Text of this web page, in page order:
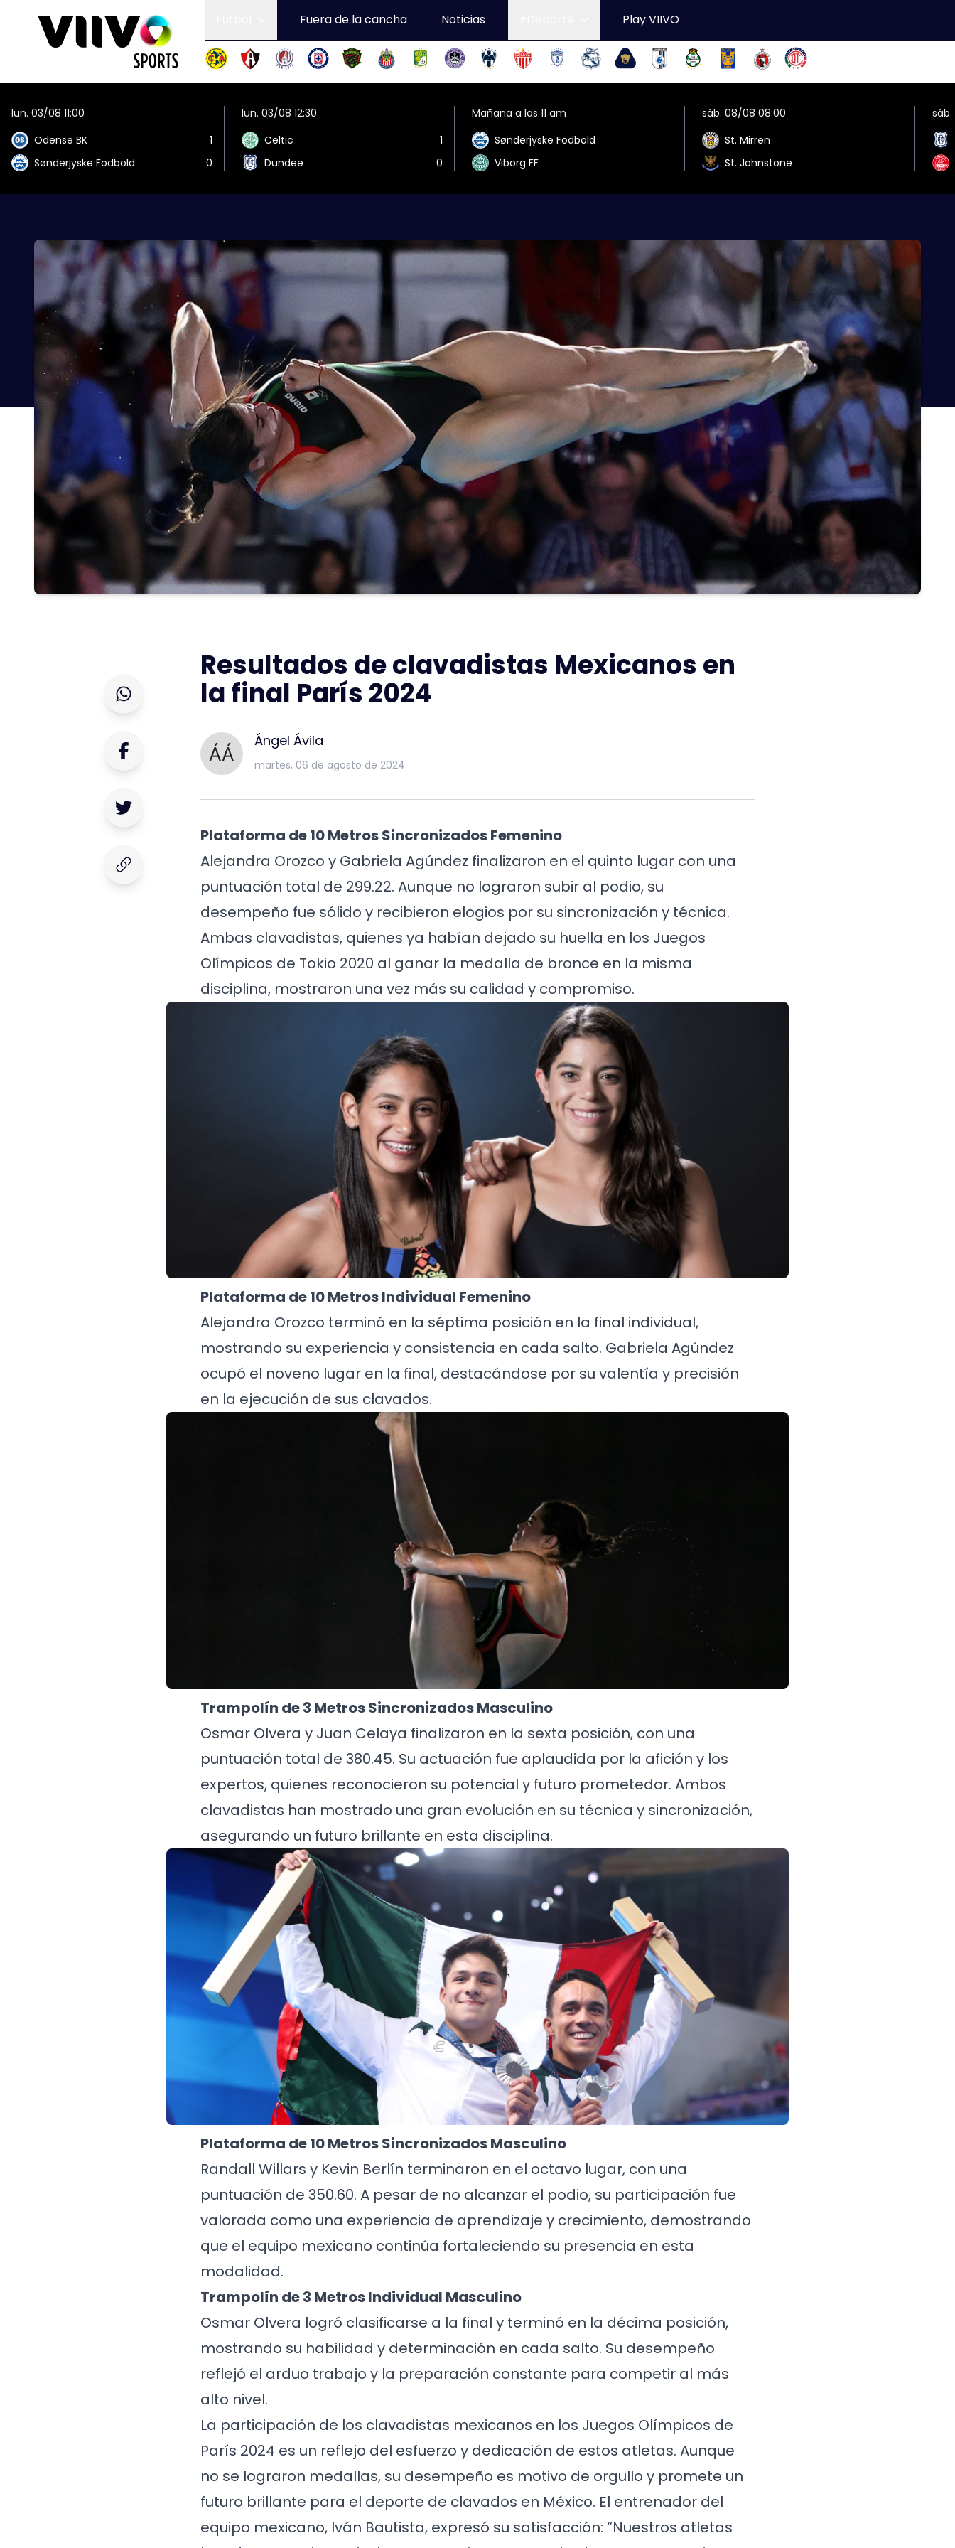
Fuera de la cancha Noticias Play VIIVO
lun. 03/08 11:00
Odense BK
1
Sønderjyske Fodbold
0
lun. 03/08 12:30
Celtic
1
Dundee
0
Mañana a las 11 am
Sønderjyske Fodbold
Viborg FF
sáb. 08/08 08:00
St. Mirren
St. Johnstone
Resultados de clavadistas Mexicanos en
la final París 2024
Ángel Ávila
martes, 06 de agosto de 2024
Plataforma de 10 Metros Sincronizados Femenino
Alejandra Orozco y Gabriela Agúndez finalizaron en el quinto lugar con una
puntuación total de 299.22. Aunque no lograron subir al podio, su
desempeño fue sólido y recibieron elogios por su sincronización y técnica.
Ambas clavadistas, quienes ya habían dejado su huella en los Juegos
Olímpicos de Tokio 2020 al ganar la medalla de bronce en la misma
disciplina, mostraron una vez más su calidad y compromiso.
Plataforma de 10 Metros Individual Femenino
Alejandra Orozco terminó en la séptima posición en la final individual,
mostrando su experiencia y consistencia en cada salto. Gabriela Agúndez
ocupó el noveno lugar en la final, destacándose por su valentía y precisión
en la ejecución de sus clavados.
Trampolín de 3 Metros Sincronizados Masculino
Osmar Olvera y Juan Celaya finalizaron en la sexta posición, con una
puntuación total de 380.45. Su actuación fue aplaudida por la afición y los
expertos, quienes reconocieron su potencial y futuro prometedor. Ambos
clavadistas han mostrado una gran evolución en su técnica y sincronización,
asegurando un futuro brillante en esta disciplina.
Plataforma de 10 Metros Sincronizados Masculino
Randall Willars y Kevin Berlín terminaron en el octavo lugar, con una
puntuación de 350.60. A pesar de no alcanzar el podio, su participación fue
valorada como una experiencia de aprendizaje y crecimiento, demostrando
que el equipo mexicano continúa fortaleciendo su presencia en esta
modalidad.
Trampolín de 3 Metros Individual Masculino
Osmar Olvera logró clasificarse a la final y terminó en la décima posición,
mostrando su habilidad y determinación en cada salto. Su desempeño
reflejó el arduo trabajo y la preparación constante para competir al más
alto nivel.
La participación de los clavadistas mexicanos en los Juegos Olímpicos de
París 2024 es un reflejo del esfuerzo y dedicación de estos atletas. Aunque
no se lograron medallas, su desempeño es motivo de orgullo y promete un
futuro brillante para el deporte de clavados en México. El entrenador del
equipo mexicano, Iván Bautista, expresó su satisfacción: “Nuestros atletas